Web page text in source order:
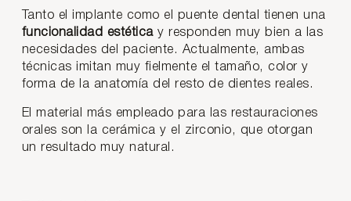
Tanto el implante como el puente dental tienen una
funcionalidad estéticay responden muy bien a las
necesidades del paciente. Actualmente, ambas
técnicas imitan muy fielmente el tamaño, color y
forma de la anatomía del resto de dientes reales.
El material más empleado para las restauraciones
orales son la cerámica y el zirconio, que otorgan
un resultado muy natural.